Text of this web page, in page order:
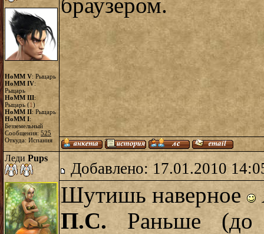
HoMM V: Рыцарь
HoMM IV:
Рыцарь
HoMM III:
Рыцарь (1)
HoMM II: Рыцарь
HoMM I:
Безземельный
Сообщения: 525
Откуда: Испания
браузером.
Леди Pups
Добавлено: 17.01.2010
Шутишь наверное
П.С. Раньше (до